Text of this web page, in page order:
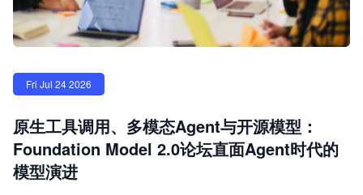
Fri Jul 24 2026
原生工具调用、多模态Agent与开源模型：
Foundation Model 2.0论坛直面Agent时代的
模型演进